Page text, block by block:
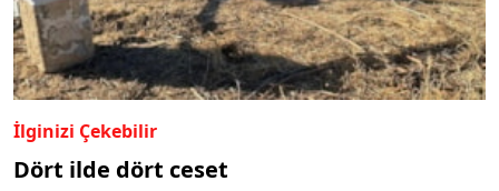
İlginizi Çekebilir
Dört ilde dört ceset